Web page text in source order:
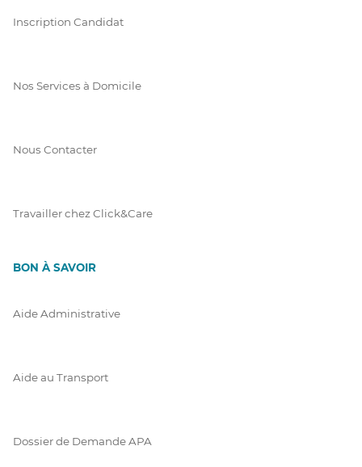
Inscription Candidat
Nos Services à Domicile
Nous Contacter
Travailler chez Click&Care
BON À SAVOIR
Aide Administrative
Aide au Transport
Dossier de Demande APA